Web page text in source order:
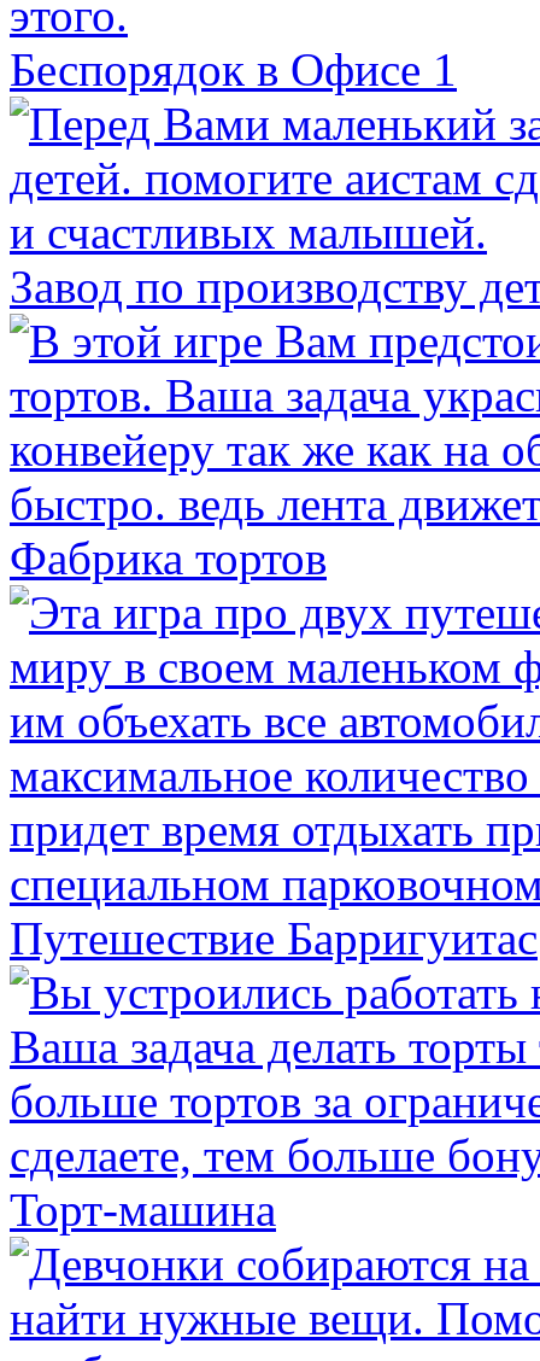
Беспорядок в Офисе 1
Завод по производству
Фабрика тортов
Путешествие Барригуитас
Торт-машина